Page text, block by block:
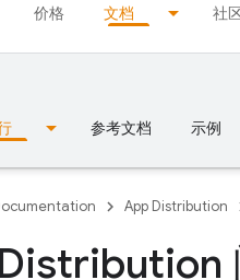
价格 文档 社
参考文档 示例
App Distribution